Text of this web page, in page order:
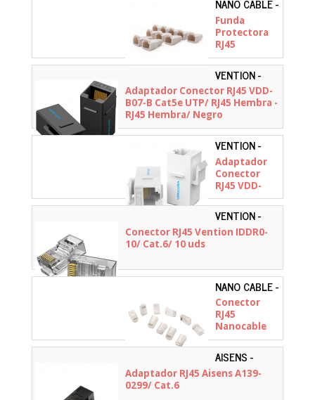
NANO CABLE -
10.21.0301
Funda
Protectora
RJ45
Nanocable
10.21.0301/
10 uds
VENTION -
VDD-B07-B
Adaptador Conector RJ45 VDD-
B07-B Cat5e UTP/ RJ45 Hembra -
RJ45 Hembra/ Negro
VENTION -
VDD-B07-W
Adaptador
Conector
RJ45 VDD-
B07-W Cat5
UTP/ RJ45
Hembra -
RJ45
VENTION -
IDDR0-10
Conector RJ45 Vention IDDR0-
10/ Cat.6/ 10 uds
NANO CABLE -
10.21.0101
Conector
RJ45
Nanocable
10.21.0101/
Cat.5e/ 10
uds
AISENS -
A139-0299
Adaptador RJ45 Aisens A139-
0299/ Cat.6